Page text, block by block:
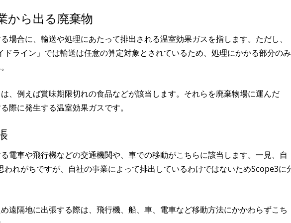
から出る廃棄物
場合に、輸送や処理にあたって排出される温室効果ガスを指します。ただし、
ドライン」では輸送は任意の算定対象とされているため、処理にかかる部分のみ
は、例えば賞味期限切れの食品などが該当します。それらを廃棄物場に運んだ
際に発生する温室効果ガスです。
電車や飛行機などの交通機関や、車での移動がこちらに該当します。一見、自
われがちですが、自社の事業によって排出しているわけではないためScope3に
遠隔地に出張する際は、飛行機、船、車、電車など移動方法にかかわらずこち